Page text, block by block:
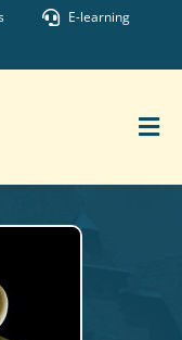
E-learning